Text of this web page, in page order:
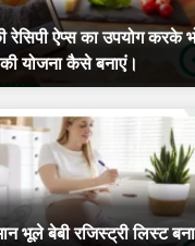
रेसिपी ऐप्स का उपयोग करके
की योजना कैसे बनाएं।
भूले बेबी रजिस्ट्री लिस्ट